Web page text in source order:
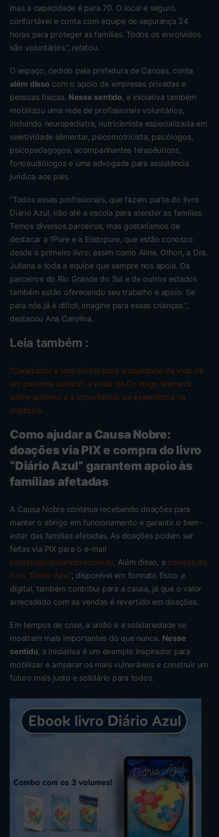
mas a capacidade é para 70. O local é seguro,
confortável e conta com equipe de segurança 24
horas para proteger as famílias. Todos os envolvidos
são voluntários.”, relatou.
O espaço, cedido pela prefeitura de Canoas, conta
além disso com o apoio de empresas privadas e
pessoas físicas. Nesse sentido, a iniciativa também
mobilizou uma rede de profissionais voluntários,
incluindo neuropediatra, nutricionista especializada em
seletividade alimentar, psicomotricista, psicólogos,
psicopedagogos, acompanhantes terapêuticos,
fonoaudiólogos e uma advogada para assistência
jurídica aos pais.
“Todos esses profissionais, que fazem parte do livro
Diário Azul, irão até a escola para atender as famílias.
Temos diversos parceiros, mas gostaríamos de
destacar a 1Pure e a Endopure, que estão conosco
desde o primeiro livro, assim como Aline, Othon, a Dra.
Juliana e toda a equipe que sempre nos apoia. Os
parceiros do Rio Grande do Sul e de outros estados
também estão oferecendo seu trabalho e apoio. Se
para nós já é difícil, imagine para essas crianças.”,
destacou Ana Carolina.
Leia também :
“Canabidiol é uma pérola para a qualidade de vida de
um paciente autista”: a visão do Dr. Hugo Werneck
sobre autismo e a importância da experiência na
medicina
Como ajudar a Causa Nobre:
doações via PIX e compra do livro
“Diário Azul” garantem apoio às
famílias afetadas
A Causa Nobre continua recebendo doações para
manter o abrigo em funcionamento e garantir o bem-
estar das famílias afetadas. As doações podem ser
feitas via PIX para o e-mail
contato@causanobre.com.br. Além disso, a compra do
livro “Diário Azul”, disponível em formato físico e
digital, também contribui para a causa, já que o valor
arrecadado com as vendas é revertido em doações.
Em tempos de crise, a união e a solidariedade se
mostram mais importantes do que nunca. Nesse
sentido, a iniciativa é um exemplo inspirador para
mobilizar e amparar os mais vulneráveis e construir um
futuro mais justo e solidário para todos.